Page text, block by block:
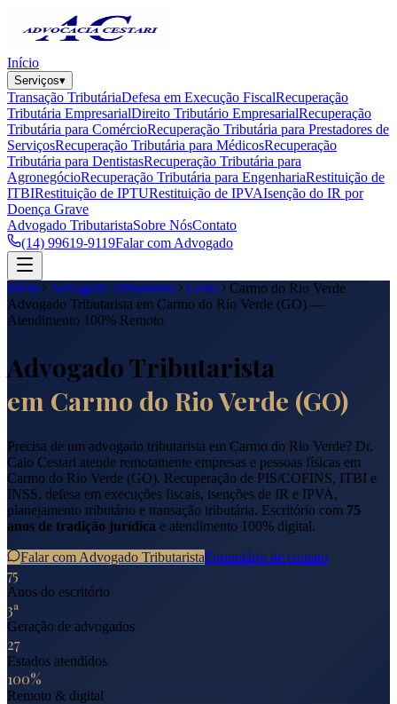
Início
Serviços▾
Transação TributáriaDefesa em Execução FiscalRecuperação
Tributária EmpresarialDireito Tributário EmpresarialRecuperação
Tributária para ComércioRecuperação Tributária para Prestadores de
ServiçosRecuperação Tributária para MédicosRecuperação
Tributária para DentistasRecuperação Tributária para
AgronegócioRecuperação Tributária para EngenhariaRestituição de
ITBIRestituição de IPTURestituição de IPVAIsenção do IR por
Doença Grave
Advogado TributaristaSobre NósContato
(14) 99619-9119Falar com Advogado
Início Advogado Tributarista Goiás
Carmo do Rio Verde
Advogado Tributarista em Carmo do Rio Verde (GO) —
Atendimento 100% Remoto
Advogado Tributarista
em Carmo do Rio Verde (GO)
Precisa de um advogado tributarista em Carmo do Rio Verde? Dr.
Caio Cestari atende remotamente empresas e pessoas físicas em
Carmo do Rio Verde (GO). Recuperação de PIS/COFINS, ITBI e
INSS, defesa em execuções fiscais, isenções de IR e IPVA,
planejamento tributário e transação tributária. Escritório com 75
anos de tradição jurídica e atendimento 100% digital.
Falar com Advogado TributaristaFormulário de contato
75
Anos do escritório
3ª
Geração de advogados
27
Estados atendidos
100%
Remoto & digital